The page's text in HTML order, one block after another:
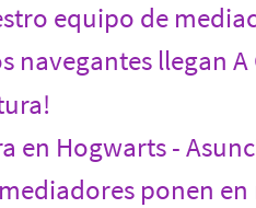
equipo de
navegantes llegan A
en Hogwarts -
ponen